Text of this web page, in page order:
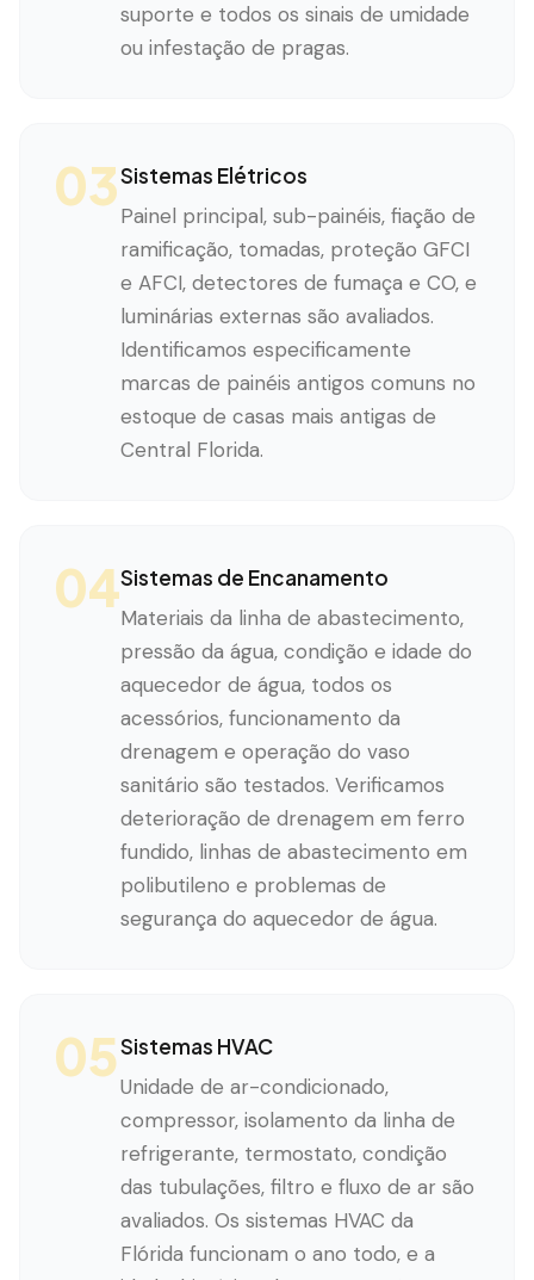
suporte e todos os sinais de umidade
ou infestação de pragas.
03Sistemas Elétricos
Painel principal, sub-painéis, fiação de
ramificação, tomadas, proteção GFCI
e AFCI, detectores de fumaça e CO, e
luminárias externas são avaliados.
Identificamos especificamente
marcas de painéis antigos comuns no
estoque de casas mais antigas de
Central Florida.
04Sistemas de Encanamento
Materiais da linha de abastecimento,
pressão da água, condição e idade do
aquecedor de água, todos os
acessórios, funcionamento da
drenagem e operação do vaso
sanitário são testados. Verificamos
deterioração de drenagem em ferro
fundido, linhas de abastecimento em
polibutileno e problemas de
segurança do aquecedor de água.
05Sistemas HVAC
Unidade de ar-condicionado,
compressor, isolamento da linha de
refrigerante, termostato, condição
das tubulações, filtro e fluxo de ar são
avaliados. Os sistemas HVAC da
Flórida funcionam o ano todo, e a